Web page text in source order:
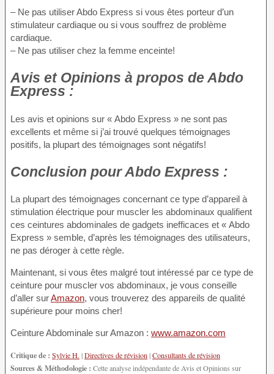
– Ne pas utiliser Abdo Express si vous êtes porteur d’un
stimulateur cardiaque ou si vous souffrez de problème
cardiaque.
– Ne pas utiliser chez la femme enceinte!
Avis et Opinions à propos de Abdo
Express :
Les avis et opinions sur « Abdo Express » ne sont pas
excellents et même si j’ai trouvé quelques témoignages
positifs, la plupart des témoignages sont négatifs!
Conclusion pour Abdo Express :
La plupart des témoignages concernant ce type d’appareil à
stimulation électrique pour muscler les abdominaux qualifient
ces ceintures abdominales de gadgets inefficaces et « Abdo
Express » semble, d’après les témoignages des utilisateurs,
ne pas déroger à cette règle.
Maintenant, si vous êtes malgré tout intéressé par ce type de
ceinture pour muscler vos abdominaux, je vous conseille
d’aller surAmazon, vous trouverez des appareils de qualité
supérieure pour moins cher!
Ceinture Abdominale sur Amazon : www.amazon.com
Critique de : Sylvie H. |Directives de révision|Consultants de révision
Sources & Méthodologie : Cette analyse indépendante de Avis et Opinions sur